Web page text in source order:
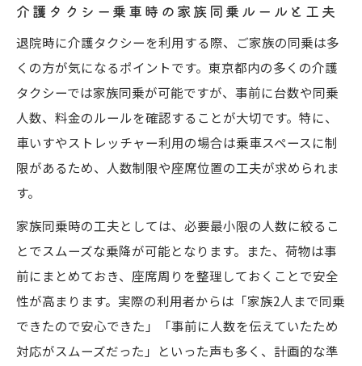
介護タクシー乗車時の家族同乗ルールと工夫
退院時に介護タクシーを利用する際、ご家族の同乗は多
くの方が気になるポイントです。東京都内の多くの介護
タクシーでは家族同乗が可能ですが、事前に台数や同乗
人数、料金のルールを確認することが大切です。特に、
車いすやストレッチャー利用の場合は乗車スペースに制
限があるため、人数制限や座席位置の工夫が求められま
す。
家族同乗時の工夫としては、必要最小限の人数に絞るこ
とでスムーズな乗降が可能となります。また、荷物は事
前にまとめておき、座席周りを整理しておくことで安全
性が高まります。実際の利用者からは「家族2人まで同乗
できたので安心できた」「事前に人数を伝えていたため
対応がスムーズだった」といった声も多く、計画的な準